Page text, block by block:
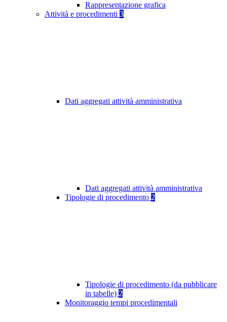
Rappresentazione grafica
Attività e procedimenti 3
Dati aggregati attività amministrativa
Dati aggregati attività amministrativa
Tipologie di procedimento 2
Tipologie di procedimento (da pubblicare
in tabelle) 2
Monitoraggio tempi procedimentali